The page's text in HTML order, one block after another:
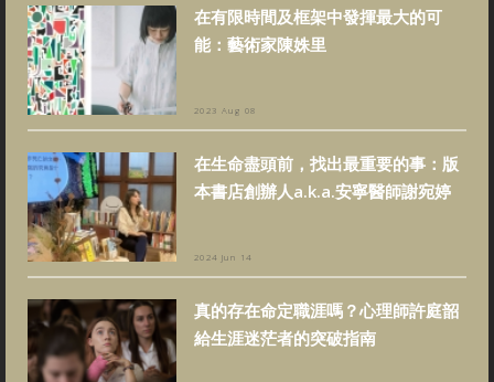
在有限時間及框架中發揮最大的可
能：藝術家陳姝里
2023 Aug 08
在生命盡頭前，找出最重要的事：版
本書店創辦人a.k.a.安寧醫師謝宛婷
2024 Jun 14
真的存在命定職涯嗎？心理師許庭韶
給生涯迷茫者的突破指南